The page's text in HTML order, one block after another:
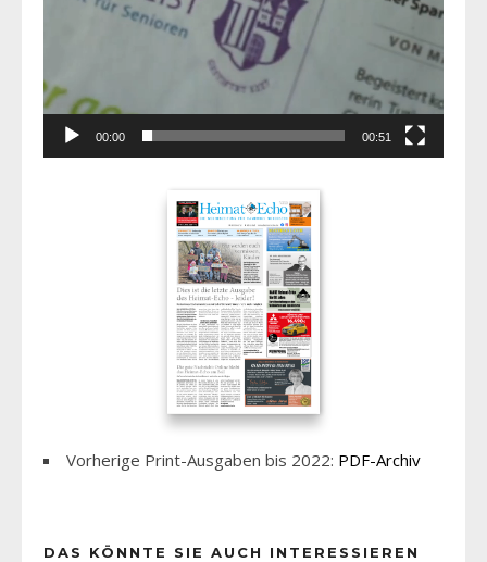
00:00 00:51
Vorherige Print-Ausgaben bis 2022: PDF-Archiv
DAS KÖNNTE SIE AUCH INTERESSIEREN